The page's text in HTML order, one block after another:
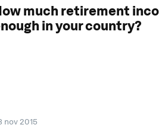
much retirement
in your country?
nov 2015